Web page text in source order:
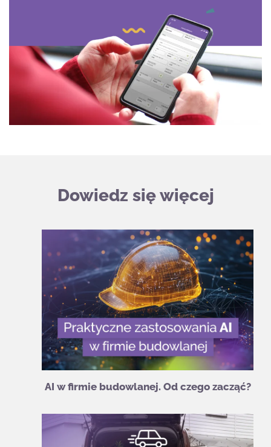
Dowiedz się więcej
AI w firmie budowlanej. Od czego zacząć?